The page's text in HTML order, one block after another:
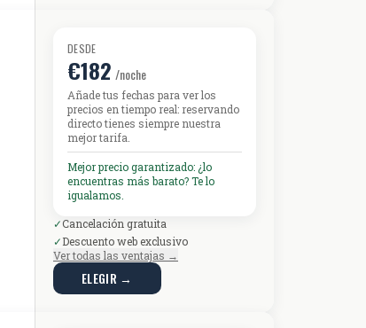
DESDE
€182 /noche
Añade tus fechas para ver los
precios en tiempo real: reservando
directo tienes siempre nuestra
mejor tarifa.
Mejor precio garantizado: ¿lo
encuentras más barato? Te lo
igualamos.
✓Cancelación gratuita
✓Descuento web exclusivo
Ver todas las ventajas →
ELEGIR →